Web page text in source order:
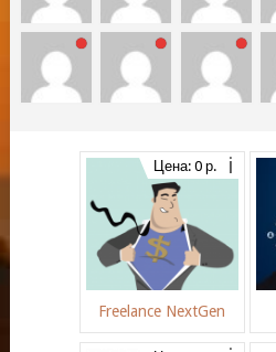
Цена: 0 р.
Freelance NextGen